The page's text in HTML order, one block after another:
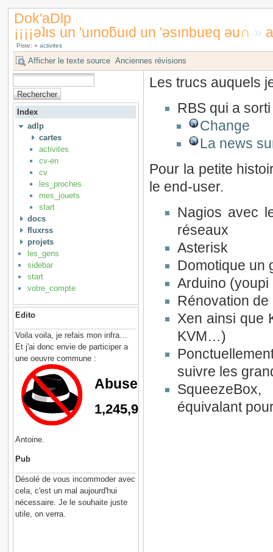
Dok'aDlp
¡¡¡¡ǝʇıs un 'uınoƃuıd un 'ǝsınbuɐq ǝu∩ »
Piste: » activites
Afficher le texte source Anciennes révisions
Index
adlp
cartes
activites
cv-en
cv
les_proches
mes_jouets
start
docs
fluxrss
projets
les_gens
sidebar
start
votre_compte
Edito
Voila voila, je refais mon infra…
Et j'ai donc envie de participer a
une oeuvre commune :
Antoine.
Pub
Désolé de vous incommoder avec
cela, c'est un mal aujourd'hui
nécessaire. Je le souhaite juste
utile, on verra.
Les trucs auquels
RBS qui a
Change
La news
Pour la petite
le end-user.
Nagios avec
réseaux
Asterisk
Domotique un
Arduino (youpi
Rénovation
Xen ainsi que
KVM…)
suivre les
équivalant